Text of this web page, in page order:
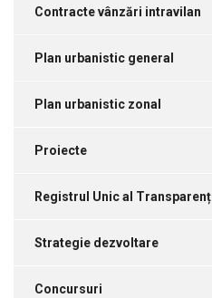
Contracte vânzări intravilan
Plan urbanistic general
Plan urbanistic zonal
Proiecte
Registrul Unic al
Strategie dezvoltare
Concursuri